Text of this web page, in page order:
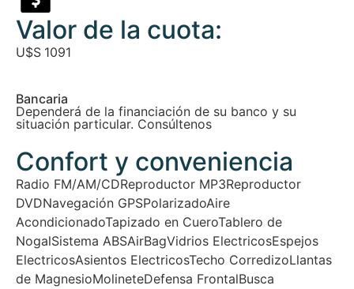
Valor de la cuota:
U$S 1091
Bancaria
Dependerá de la financiación de su banco y su
situación particular. Consúltenos
Confort y conveniencia
Radio FM/AM/CDReproductor MP3Reproductor
DVDNavegación GPSPolarizadoAire
AcondicionadoTapizado en CueroTablero de
NogalSistema ABSAirBagVidrios ElectricosEspejos
ElectricosAsientos ElectricosTecho CorredizoLlantas
de MagnesioMolineteDefensa FrontalBusca